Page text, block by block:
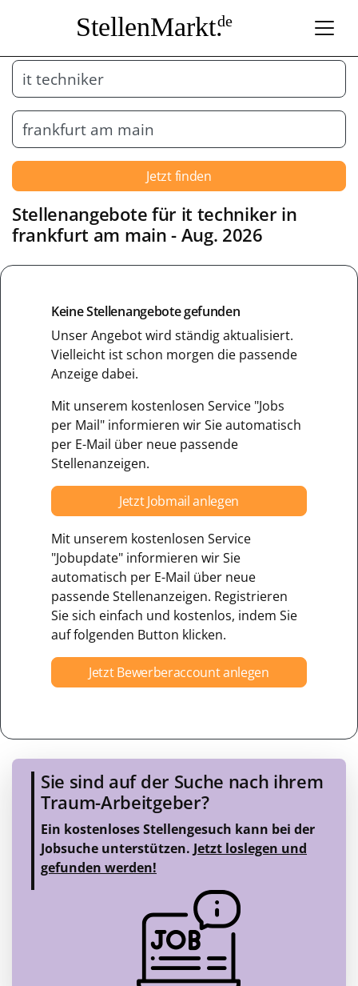
StellenMarkt.de
Jetzt finden
Stellenangebote für it techniker in
frankfurt am main- Aug. 2026
Keine Stellenangebote gefunden
Unser Angebot wird ständig aktualisiert.
Vielleicht ist schon morgen die passende
Anzeige dabei.
Mit unserem kostenlosen Service "Jobs
per Mail" informieren wir Sie automatisch
per E-Mail über neue passende
Stellenanzeigen.
Jetzt Jobmail anlegen
Mit unserem kostenlosen Service
"Jobupdate" informieren wir Sie
automatisch per E-Mail über neue
passende Stellenanzeigen. Registrieren
Sie sich einfach und kostenlos, indem Sie
auf folgenden Button klicken.
Jetzt Bewerberaccount anlegen
Sie sind auf der Suche nach ihrem
Traum-Arbeitgeber?
Ein kostenloses Stellengesuch kann bei der
Jobsuche unterstützen. Jetzt loslegen und
gefunden werden!